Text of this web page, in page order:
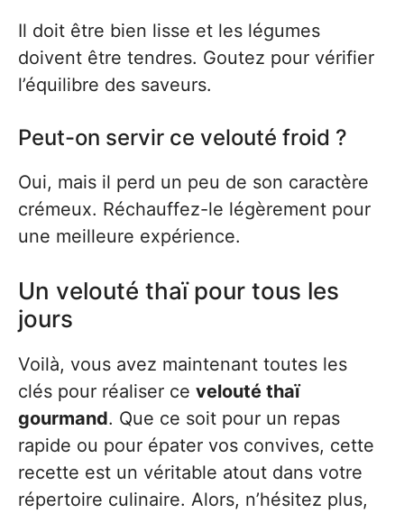
Il doit être bien lisse et les légumes
doivent être tendres. Goutez pour vérifier
l’équilibre des saveurs.
Peut-on servir ce velouté froid ?
Oui, mais il perd un peu de son caractère
crémeux. Réchauffez-le légèrement pour
une meilleure expérience.
Un velouté thaï pour tous les
jours
Voilà, vous avez maintenant toutes les
clés pour réaliser ce velouté thaï
gourmand. Que ce soit pour un repas
rapide ou pour épater vos convives, cette
recette est un véritable atout dans votre
répertoire culinaire. Alors, n’hésitez plus,